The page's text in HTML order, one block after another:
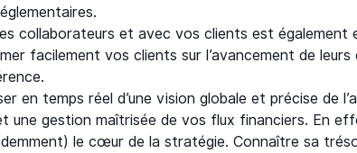
collaborateurs et avec vos clients est également
facilement vos clients sur l’avancement de
en temps réel d’une vision globale et précise de
une gestion maîtrisée de vos flux financiers. En
le cœur de la stratégie. Connaître sa